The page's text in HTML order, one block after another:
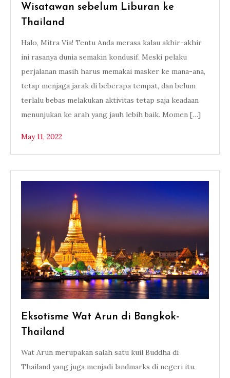
Wisatawan sebelum Liburan ke
Thailand
Halo, Mitra Via! Tentu Anda merasa kalau akhir-akhir
ini rasanya dunia semakin kondusif. Meski pelaku
perjalanan masih harus memakai masker ke mana-ana,
tetap menjaga jarak di beberapa tempat, dan belum
terlalu bebas melakukan aktivitas tetap saja keadaan
menunjukan ke arah yang jauh lebih baik. Momen […]
May 11, 2022
Eksotisme Wat Arun di Bangkok-
Thailand
Wat Arun merupakan salah satu kuil Buddha di
Thailand yang juga menjadi landmarks di negeri itu.